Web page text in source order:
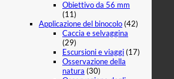
Obiettivo da 56 mm
(11)
Applicazione del binocolo(42)
Caccia e selvaggina
(29)
Escursioni e viaggi(17)
Osservazione della
natura (30)